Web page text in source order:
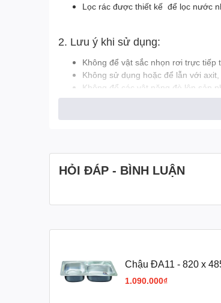
Lọc rác được thiết kế để lọc nước
2. Lưu ý khi sử dụng:
Không để vật sắc nhọn rơi trực tiếp
Không sử dụng hoặc để lẫn với
Không để các vật nặng đè lên sản
HỎI ĐÁP - BÌNH LUẬN
Chậu ĐA11 -
1.090.000₫